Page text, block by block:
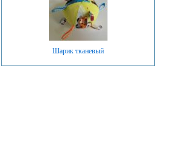
Шарик тканевый